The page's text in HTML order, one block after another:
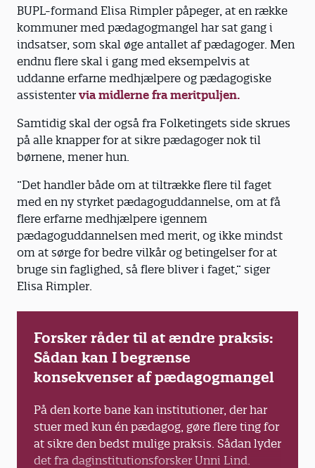
BUPL-formand Elisa Rimpler påpeger, at en række
kommuner med pædagogmangel har sat gang i
indsatser, som skal øge antallet af pædagoger. Men
endnu flere skal i gang med eksempelvis at
uddanne erfarne medhjælpere og pædagogiske
assistenter via midlerne fra meritpuljen.
Samtidig skal der også fra Folketingets side skrues
på alle knapper for at sikre pædagoger nok til
børnene, mener hun.
”Det handler både om at tiltrække flere til faget
med en ny styrket pædagoguddannelse, om at få
flere erfarne medhjælpere igennem
pædagoguddannelsen med merit, og ikke mindst
om at sørge for bedre vilkår og betingelser for at
bruge sin faglighed, så flere bliver i faget,” siger
Elisa Rimpler.
Forsker råder til at ændre praksis:
Sådan kan I begrænse
konsekvenser af pædagogmangel
På den korte bane kan institutioner, der har
stuer med kun én pædagog, gøre flere ting for
at sikre den bedst mulige praksis. Sådan lyder
det fra daginstitutionsforsker Unni Lind.